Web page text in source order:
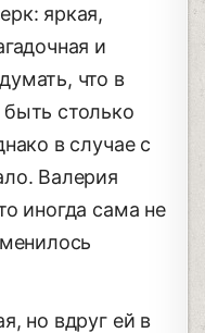
яркая,
и
что в
столько
в случае с
Валерия
иногда сама не
но вдруг ей в